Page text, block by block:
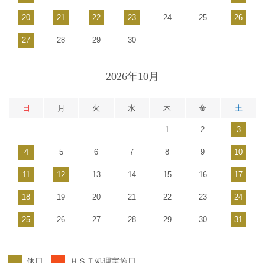
20 21 22 23 24 25 26
27 28 29 30
2026年10月
日 月 火 水 木 金 土
1 2 3
4 5 6 7 8 9 10
11 12 13 14 15 16 17
18 19 20 21 22 23 24
25 26 27 28 29 30 31